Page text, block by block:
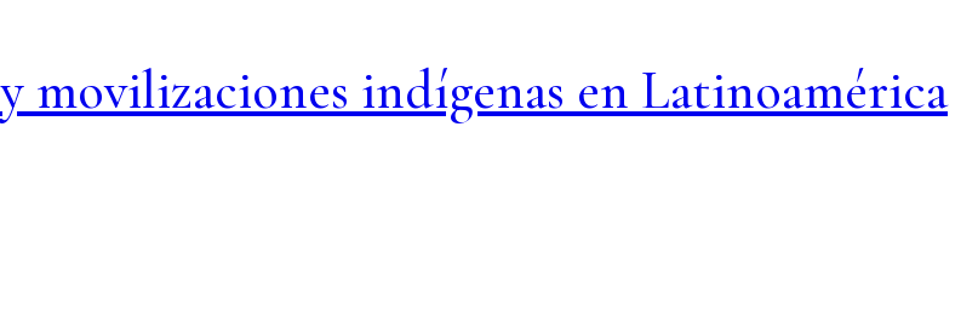
movilizaciones indígenas en Latinoamérica